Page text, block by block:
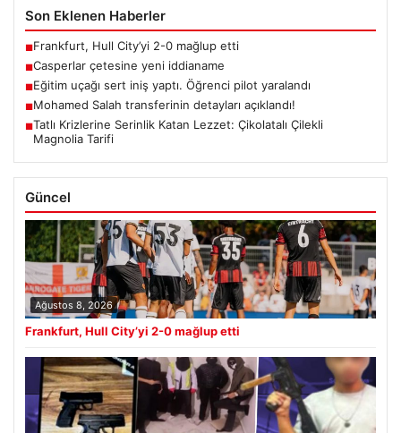
Son Eklenen Haberler
■Frankfurt, Hull City’yi 2-0 mağlup etti
■Casperlar çetesine yeni iddianame
■Eğitim uçağı sert iniş yaptı. Öğrenci pilot yaralandı
■Mohamed Salah transferinin detayları açıklandı!
■Tatlı Krizlerine Serinlik Katan Lezzet: Çikolatalı Çilekli
Magnolia Tarifi
Güncel
Ağustos 8, 2026
Frankfurt, Hull City’yi 2-0 mağlup etti